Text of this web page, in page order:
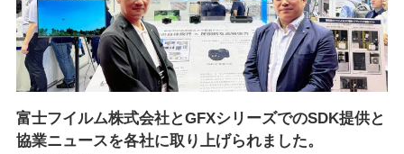
〒104-0041 東京都中央区新富2-7-1-6F
info@autonomyuav.com
富士フイルム株式会社とGFXシリーズでのSDK提供と
協業ニュースを各社に取り上げられました。